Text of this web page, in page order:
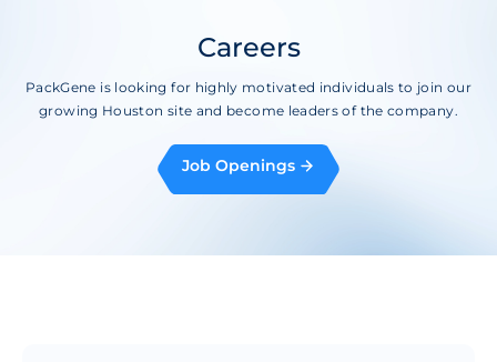
Careers
PackGene is looking for highly motivated individuals to join our
growing Houston site and become leaders of the company.
Job Openings